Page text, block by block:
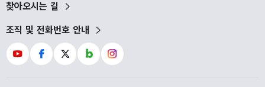
찾아오시는 길
조직 및 전화번호 안내